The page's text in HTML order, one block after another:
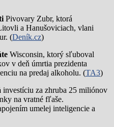
Pivovary Zubr, ktorá
a Hanušoviciach, vlani
(Deník.cz)
Wisconsin, ktorý sľuboval
v deň úmrtia prezidenta
na predaj alkoholu. (TA3)
investíciu za zhruba 25 miliónov
na vratné fľaše.
umelej inteligencie a